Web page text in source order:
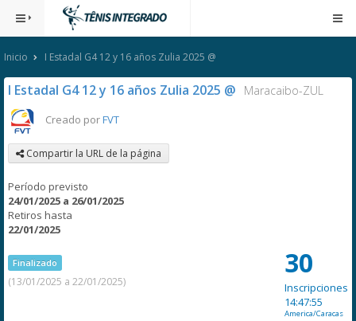
Inicio I Estadal G4 12 y 16 años Zulia 2025 @
I Estadal G4 12 y 16 años Zulia 2025 @ Maracaibo-ZUL
Creado porFVT
Compartir la URL de la página
Período previsto
24/01/2025 a 26/01/2025
Retiros hasta
22/01/2025
Finalizado
(13/01/2025 a 22/01/2025)
30
Inscripciones
14:47:55
America/Caracas